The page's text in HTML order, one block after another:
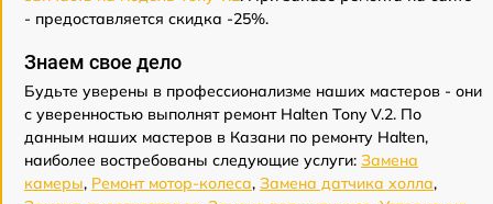
- предоставляется скидка -25%.
Знаем свое дело
Будьте уверены в профессионализме наших мастеров - они
с уверенностью выполнят ремонт Halten Tony V.2. По
данным наших мастеров в Казани по ремонту Halten,
наиболее востребованы следующие услуги: Замена
камеры, Ремонт мотор-колеса, Замена датчика холла,